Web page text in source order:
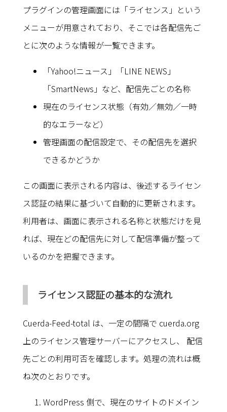
プラグインの管理画面には「ライセンス」という
メニューが用意されており、そこでは各配信先ご
とに次のような情報が一覧できます。
「Yahoo!ニュース」「LINE NEWS」
「SmartNews」など、配信先ごとの名称
現在のライセンス状態（有効／無効／一時
的なエラーなど）
管理画面の配信設定で、その配信先を選択
できるかどうか
この画面に表示される内容は、後述するライセン
ス認証の結果に基づいて自動的に更新されます。
利用者は、画面に表示される名称と状態だけを見
れば、現在どの配信先に対して配信準備が整って
いるのかを把握できます。
ライセンス認証の基本的な流れ
Cuerda-Feed-total は、一定の間隔で cuerda.org
上のライセンス管理サーバーにアクセスし、 配信
先ごとの利用可否を確認します。処理の流れは概
ね次のとおりです。
WordPress 側で、現在のサイトのドメイン